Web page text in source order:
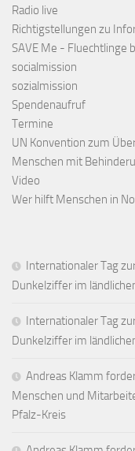
Radio live
Richtigstellungen zu
SAVE Me - Fluechtlinge
socialmission
sozialmission
Spendenaufruf
Termine
UN Konvention zum
Menschen mit
Video
Wer hilft Menschen in
Internationaler Tag
Dunkelziffer im
Internationaler Tag
Dunkelziffer im
Andreas Klamm
Menschen und
Pfalz-Kreis